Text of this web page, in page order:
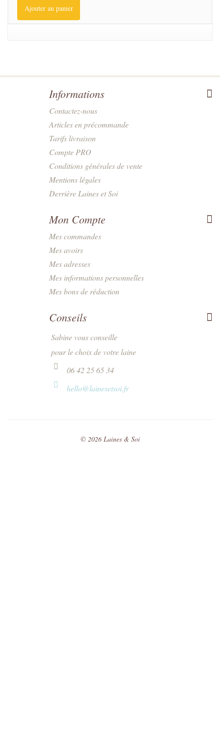
Ajouter au panier
Informations
Contactez-nous
Articles en précommande
Tarifs livraison
Compte PRO
Conditions générales de vente
Mentions légales
Derrière Laines et Soi
© 2026Laines & Soi
Mon Compte
Mes commandes
Mes avoirs
Mes adresses
Mes informations personnelles
Mes bons de réduction
Conseils
Sabine vous conseille
pour le choix de votre laine
06 42 25 65 34
hello@lainesetsoi.fr